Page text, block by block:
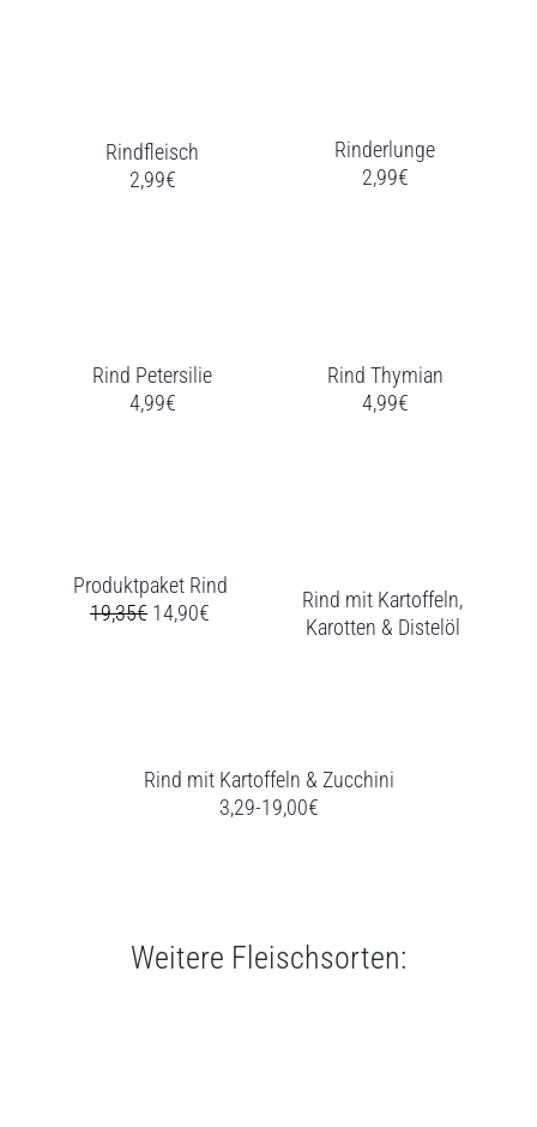
Rindfleisch
2,99€
Rinderlunge
2,99€
Rind Petersilie
4,99€
Rind Thymian
4,99€
Produktpaket Rind
19,35€ 14,90€
Rind mit Kartoffeln,
Karotten & Distelöl
Rind mit Kartoffeln & Zucchini
3,29-19,00€
Weitere Fleischsorten: